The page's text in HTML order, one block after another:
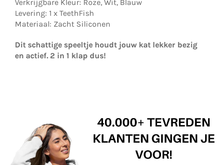
Verkrijgbare Kleur: Roze, Wit, Blauw
Levering: 1 x TeethFish
Materiaal: Zacht Siliconen
Dit schattige speeltje houdt jouw kat lekker bezig
en actief. 2 in 1 klap dus!